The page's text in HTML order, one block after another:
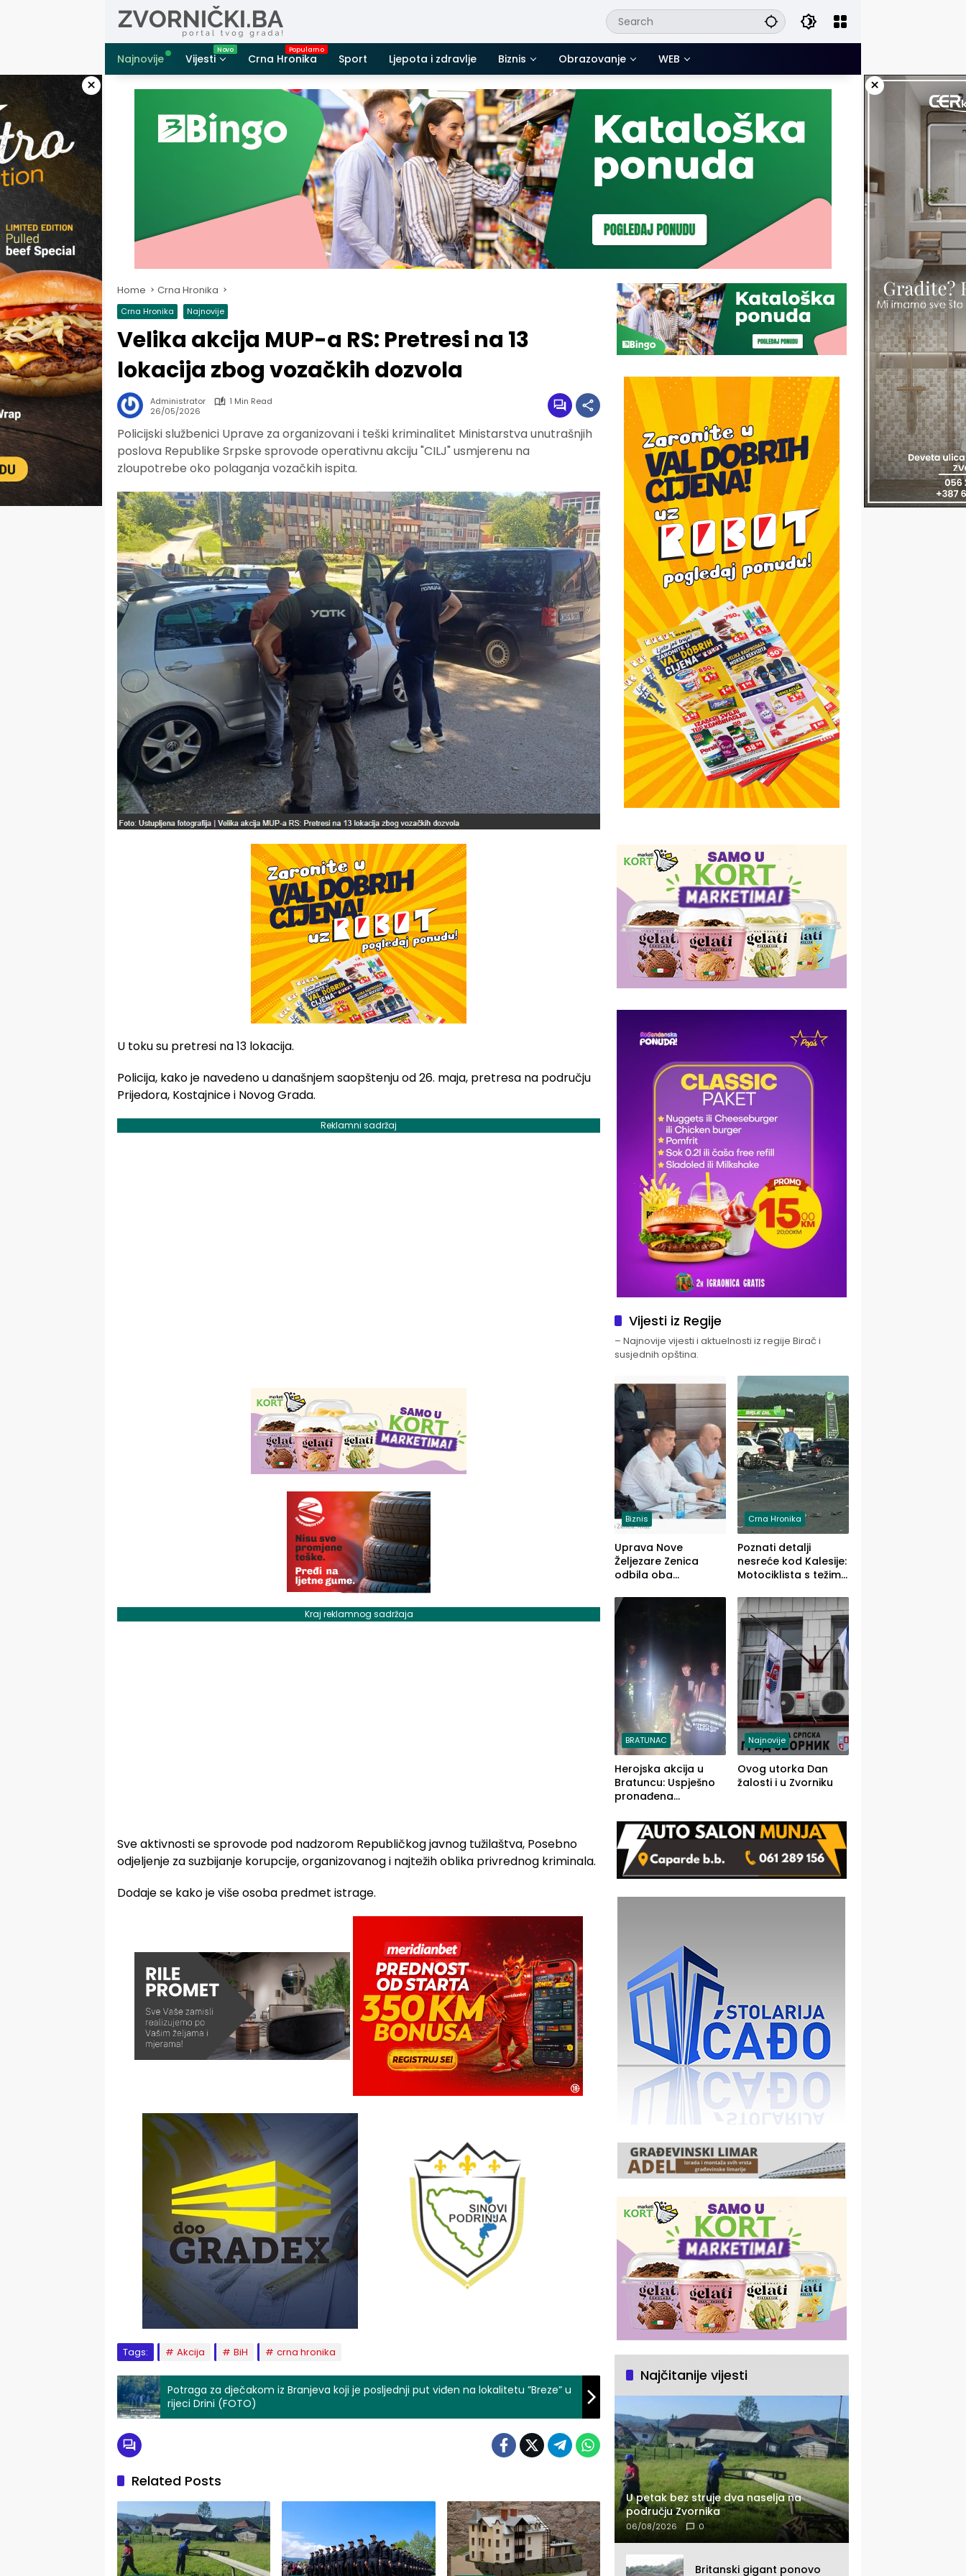
Najnovije
Vijesti Crna Hronika Sport Ljepota i zdravlje Biznis Obrazovanje WEB
× ×
Home Crna Hronika
Crna Hronika Najnovije
Velika akcija MUP-a RS: Pretresi na 13
lokacija zbog vozačkih dozvola
Administrator
1 Min Read
26/05/2026
Policijski službenici Uprave za organizovani i teški kriminalitet Ministarstva unutrašnjih
poslova Republike Srpske sprovode operativnu akciju "CILJ" usmjerenu na
zloupotrebe oko polaganja vozačkih ispita.
U toku su pretresi na 13 lokacija.
Policija, kako je navedeno u današnjem saopštenju od 26. maja, pretresa na području
Prijedora, Kostajnice i Novog Grada.
Reklamni sadržaj
Kraj reklamnog sadržaja
Sve aktivnosti se sprovode pod nadzorom Republičkog javnog tužilaštva, Posebno
odjeljenje za suzbijanje korupcije, organizovanog i najtežih oblika privrednog kriminala.
Dodaje se kako je više osoba predmet istrage.
Tags: Akcija BiH crna hronika
Potraga za dječakom iz Branjeva koji je posljednji put viđen na lokalitetu ”Breze” u
rijeci Drini (FOTO)
Related Posts
Vijesti iz Regije
– Najnovije vijesti i aktuelnosti iz regije Birač i
susjednih opština.
Biznis
Uprava Nove
Željezare Zenica
odbila oba
FBiH: Ustrajni da je
stečaj jedino rješenje
Crna Hronika
Poznati detalji
nesreće kod Kalesije:
Motociklista s težim,
lakšim povredama
BRATUNAC
Herojska akcija u
Bratuncu: Uspješno
pronađena
a Ivanka Lazić,
rodom iz Kravice.
Najnovije
Ovog utorka Dan
žalosti i u Zvorniku
Najčitanije vijesti
U petak bez struje dva naselja na
području Zvornika
06/08/2026 0
Britanski gigant ponovo